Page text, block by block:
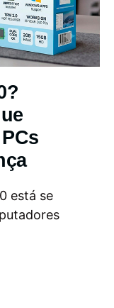
está se